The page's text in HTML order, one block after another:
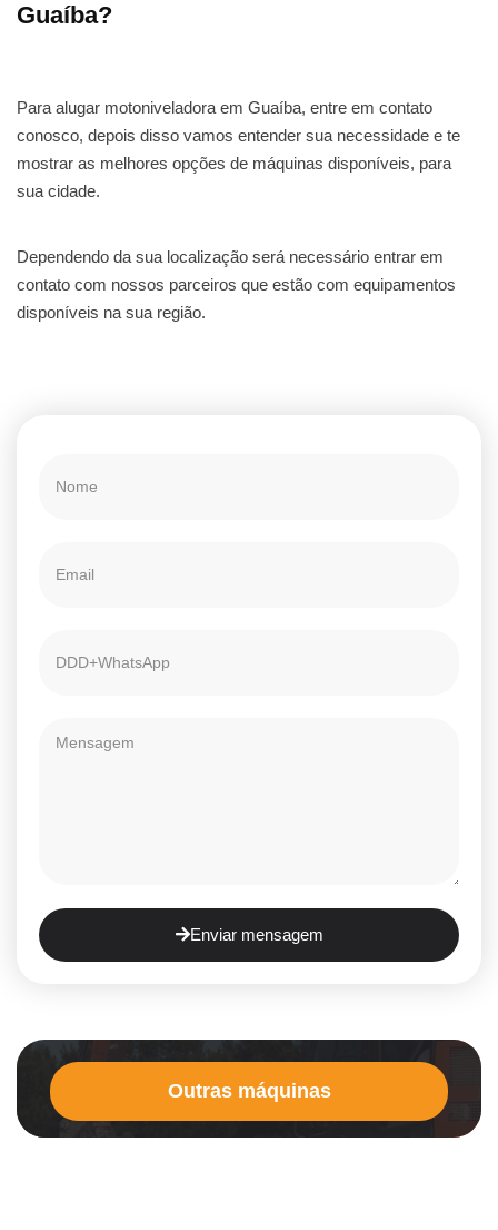
Guaíba?
Para alugar motoniveladora em Guaíba, entre em contato
conosco, depois disso vamos entender sua necessidade e te
mostrar as melhores opções de máquinas disponíveis, para
sua cidade.
Dependendo da sua localização será necessário entrar em
contato com nossos parceiros que estão com equipamentos
disponíveis na sua região.
Enviar mensagem
Outras máquinas